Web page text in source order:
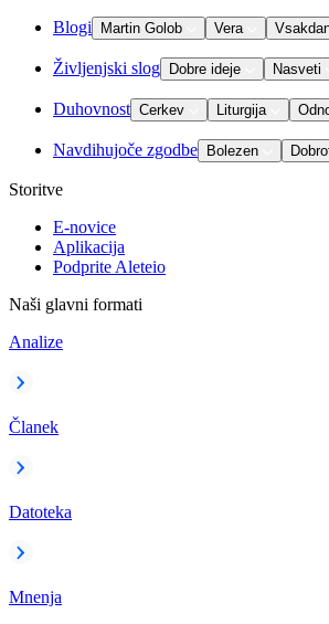
Blogi Martin Golob Vera
Življenjski slog Dobre ideje Nasveti
Duhovnost Cerkev Liturgija
Navdihujoče zgodbe Bolezen
Storitve
E-novice
Aplikacija
Podprite Aleteio
Naši glavni formati
Analize
Članek
Datoteka
Mnenja